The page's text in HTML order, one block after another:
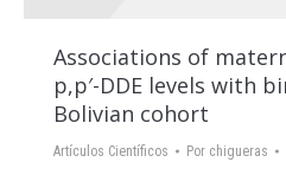
Associations of
p,p′-DDE levels with
Bolivian cohort
Artículos Científicos Por chigueras